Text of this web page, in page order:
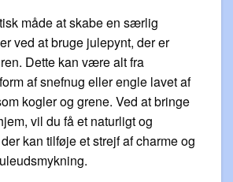
måde at skabe en særlig
ved at bruge julepynt, der er
Dette kan være alt fra
af snefnug eller engle lavet af
kogler og grene. Ved at bringe
vil du få et naturligt og
kan tilføje et strejf af charme og